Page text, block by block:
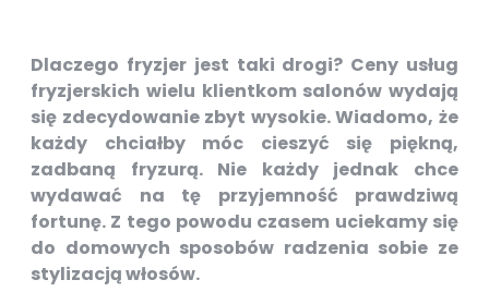
Dlaczego fryzjer jest taki drogi? Ceny usług
fryzjerskich wielu klientkom salonów wydają
się zdecydowanie zbyt wysokie. Wiadomo, że
każdy chciałby móc cieszyć się piękną,
zadbaną fryzurą. Nie każdy jednak chce
wydawać na tę przyjemność prawdziwą
fortunę. Z tego powodu czasem uciekamy się
do domowych sposobów radzenia sobie ze
stylizacją włosów.